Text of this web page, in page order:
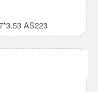
AS223